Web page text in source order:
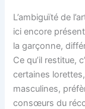
L’ambiguïté de
ici encore
la garçonne,
Ce qu’il restitue,
certaines
masculines,
consœurs du